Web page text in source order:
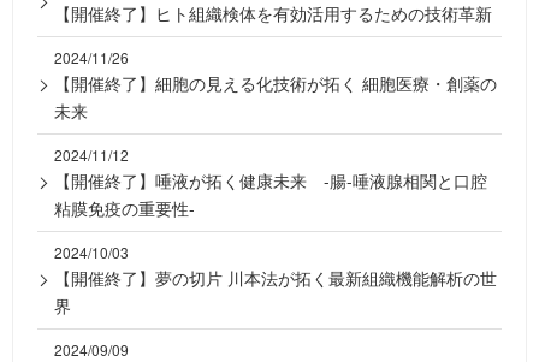
【開催終了】ヒト組織検体を有効活用するための技術革新
2024/11/26
【開催終了】細胞の見える化技術が拓く 細胞医療・創薬の
未来
2024/11/12
【開催終了】唾液が拓く健康未来 -腸-唾液腺相関と口腔
粘膜免疫の重要性-
2024/10/03
【開催終了】夢の切片 川本法が拓く最新組織機能解析の世
界
2024/09/09